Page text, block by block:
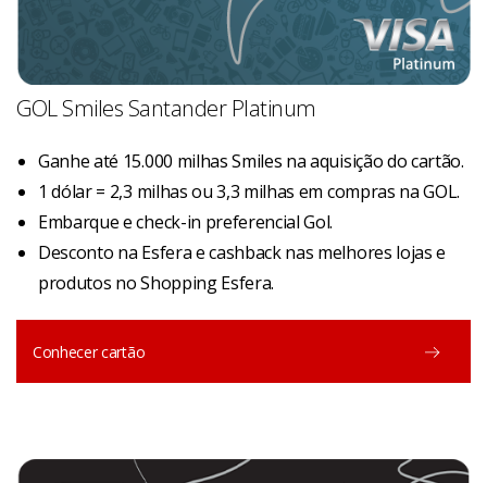
GOL Smiles Santander Platinum
Ganhe até 15.000 milhas Smiles na aquisição do cartão.
1 dólar = 2,3 milhas ou 3,3 milhas em compras na GOL.
Embarque e check-in preferencial Gol.
Desconto na Esfera e cashback nas melhores lojas e
produtos no Shopping Esfera.
Conhecer cartão